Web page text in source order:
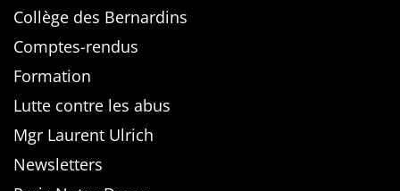
Collège des Bernardins
Comptes-rendus
Formation
Lutte contre les abus
Mgr Laurent Ulrich
Newsletters